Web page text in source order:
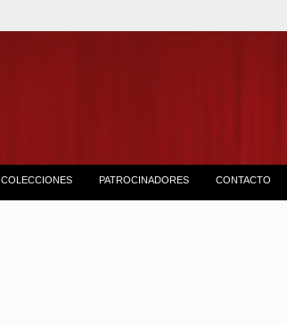
COLECCIONES PATROCINADORES CONTACTO